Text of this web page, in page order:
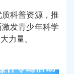
科普资源，推
发青少年科学
力量。